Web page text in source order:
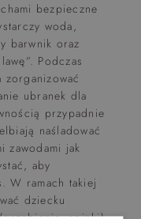
bezpieczne
woda,
barwnik oraz
Podczas
zorganizować
ubranek dla
przypadnie
naśladować
zawodami jak
aby
W ramach takiej
dziecku